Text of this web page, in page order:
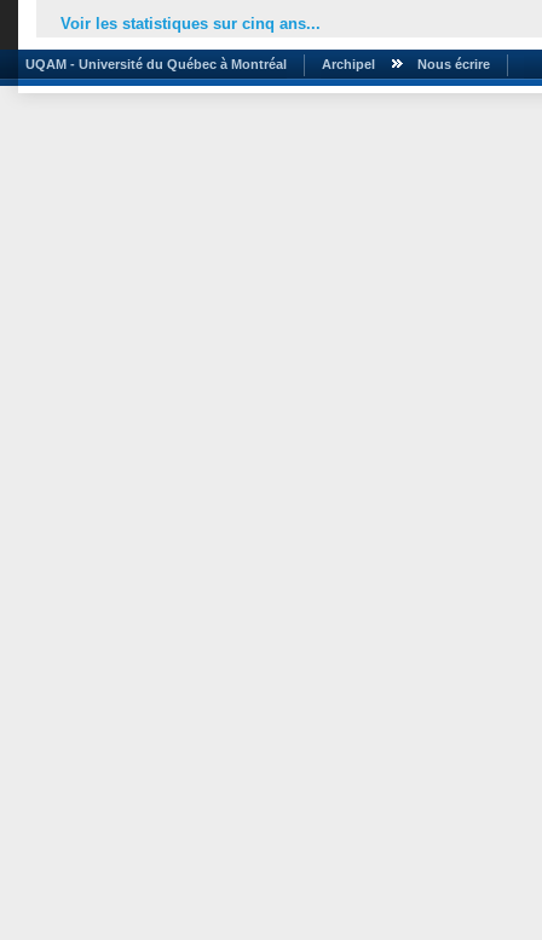
Voir les statistiques sur cinq ans...
UQAM - Université du Québec à Montréal Archipel Nous écrire